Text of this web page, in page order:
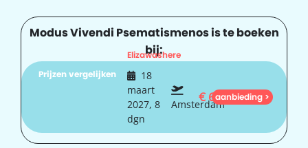
Modus Vivendi Psematismenos is te boeken
bij:
Elizawashere
Prijzen vergelijken
18
maart
2027, 8
dgn
Amsterdam
€637
aanbieding >